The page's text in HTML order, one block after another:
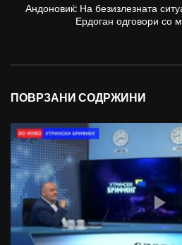
Андоновиќ: На безизлезната
Ердоган одговори со
ПОВРЗАНИ СОДРЖИНИ